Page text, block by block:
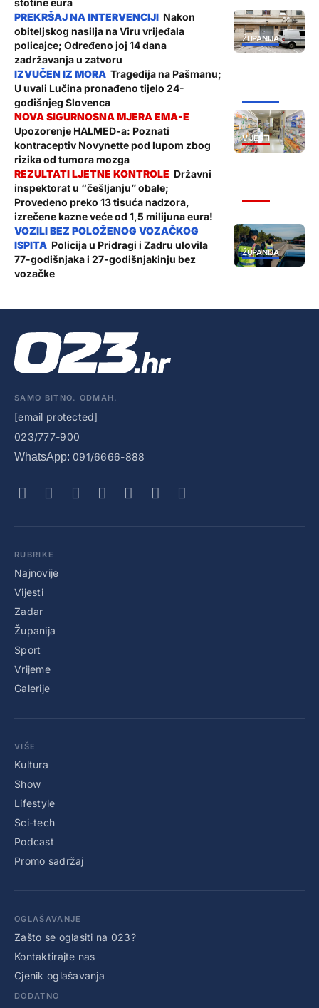
ŽUPANIJA
Nakon
obiteljskog nasilja na Viru vrijeđala
policajce; Određeno joj 14 dana
zadržavanja u zatvoru
Tragedija na Pašmanu;
U uvali Lučina pronađeno tijelo 24-
godišnjeg Slovenca
VIJESTI
Upozorenje HALMED-a: Poznati
kontraceptiv Novynette pod lupom zbog
rizika od tumora mozga
Državni
inspektorat u “češljanju” obale;
Provedeno preko 13 tisuća nadzora,
izrečene kazne veće od 1,5 milijuna eura!
ŽUPANIJA
Policija u Pridragi i Zadru ulovila
77-godišnjaka i 27-godišnjakinju bez
vozačke
SAMO BITNO. ODMAH.
[email protected]
023/777-900
WhatsApp: 091/6666-888
RUBRIKE
Najnovije
Vijesti
Zadar
Županija
Sport
Vrijeme
Galerije
VIŠE
Kultura
Show
Lifestyle
Sci-tech
Podcast
Promo sadržaj
OGLAŠAVANJE
Zašto se oglasiti na 023?
Kontaktirajte nas
Cjenik oglašavanja
DODATNO